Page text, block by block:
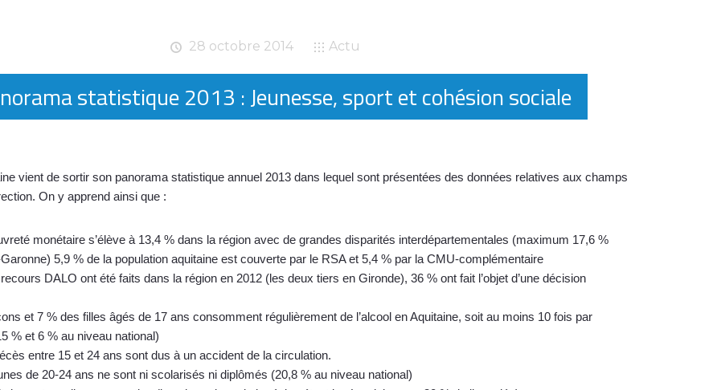
28 octobre 2014 Actu
statistique 2013 : Jeunesse, sport et cohésion sociale
vient de sortir son panorama statistique annuel 2013 dans lequel sont présentées des données relatives aux champs
On y apprend ainsi que :
monétaire s’élève à 13,4 % dans la région avec de grandes disparités interdépartementales (maximum 17,6 %
5,9 % de la population aquitaine est couverte par le RSA et 5,4 % par la CMU-complémentaire
DALO ont été faits dans la région en 2012 (les deux tiers en Gironde), 36 % ont fait l’objet d’une décision
et 7 % des filles âgés de 17 ans consomment régulièrement de l’alcool en Aquitaine, soit au moins 10 fois par
% et 6 % au niveau national)
entre 15 et 24 ans sont dus à un accident de la circulation.
de 20-24 ans ne sont ni scolarisés ni diplômés (20,8 % au niveau national)